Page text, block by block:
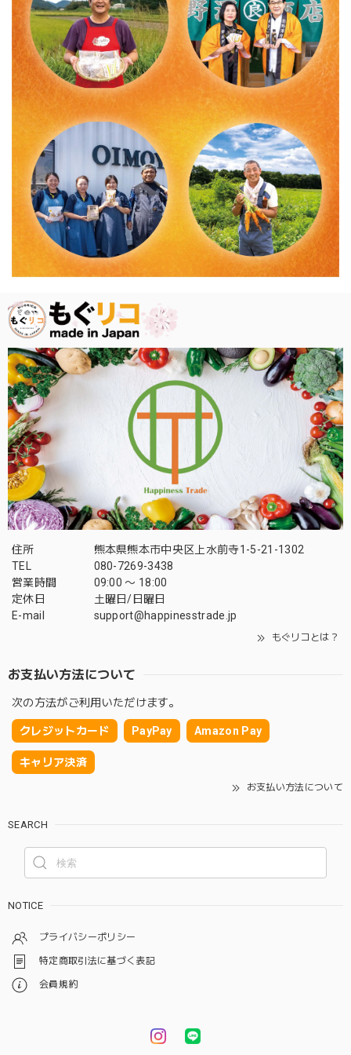
住所
熊本県熊本市中央区上水前寺1-5-21-1302
TEL
080-7269-3438
営業時間
09:00 〜 18:00
定休日
土曜日/日曜日
E-mail
support@happinesstrade.jp
もぐリコとは？
お支払い方法について
次の方法がご利用いただけます。
クレジットカード PayPay Amazon Pay
キャリア決済
お支払い方法について
SEARCH
NOTICE
プライバシーポリシー
特定商取引法に基づく表記
会員規約